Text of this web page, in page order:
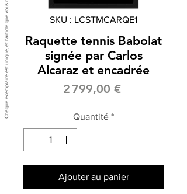
SKU : LCSTMCARQE1
Raquette tennis Babolat
signée par Carlos
Alcaraz et encadrée
2 799,00 €Prix
Quantité *
Ajouter au panier